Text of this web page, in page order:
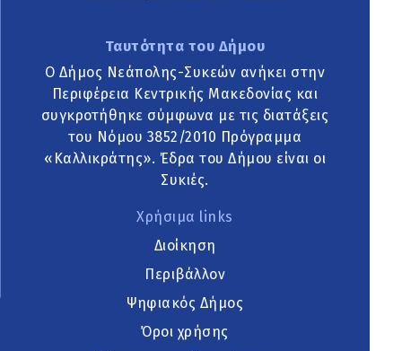
Ταυτότητα του Δήμου
Ο Δήμος Νεάπολης-Συκεών ανήκει στην
Περιφέρεια Κεντρικής Μακεδονίας και
συγκροτήθηκε σύμφωνα με τις διατάξεις
του Νόμου 3852/2010 Πρόγραμμα
«Καλλικράτης». Έδρα του Δήμου είναι οι
Συκιές.
Χρήσιμα links
Διοίκηση
Περιβάλλον
Ψηφιακός Δήμος
Όροι χρήσης